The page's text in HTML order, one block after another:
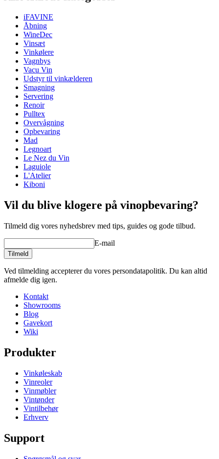
Perfekt iltning
Blødgør tanniner (som kan få det til at føles tørt og stramt efter
at man drukket rødvin)
Forstærker smag og fremhæver vinens fulde potentiale
Karaflen kan indeholde op til 600 ml.
Dimensioner (BxHxD cm)
Vægt (kg)
Højde (cm)
Bredde (cm)
Dybde (cm)
iFAVINE
Åbning
WineDec
Vinsæt
Vinkølere
Vagnbys
Vacu Vin
Udstyr til vinkælderen
Smagning
Servering
Renoir
Pulltex
Overvågning
Opbevaring
Mad
Legnoart
Le Nez du Vin
Laguiole
L'Atelier
Kiboni
Vil du blive klogere på vinopbevaring?
Tilmeld dig vores nyhedsbrev med tips, guides og gode tilbud.
E-mail
Tilmeld
Ved tilmelding accepterer du vores persondatapolitik. Du kan altid
afmelde dig igen.
Kontakt
Showrooms
Blog
Gavekort
Wiki
Produkter
Vinkøleskab
Vinreoler
Vinmøbler
Vintønder
Vintilbehør
Erhverv
Support